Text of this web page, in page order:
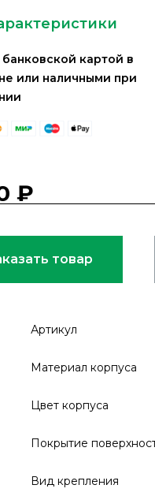
картой в
или наличными при
₽
товар
Артикул
Материал корпуса
Цвет корпуса
Покрытие
Вид крепления